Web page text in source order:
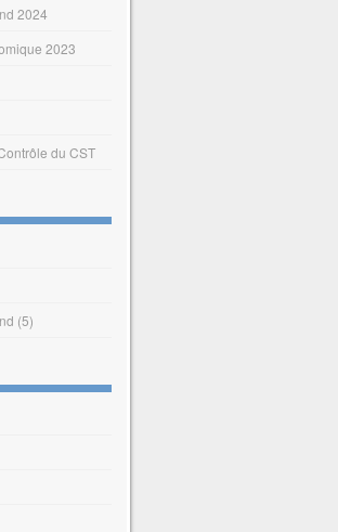
2024
2023
du CST
(5)